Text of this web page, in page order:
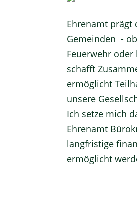
Ehrenamt prägt
Gemeinden -
Feuerwehr oder
schafft
ermöglicht
unsere
Ich setze mich
Ehrenamt
langfristige
ermöglicht